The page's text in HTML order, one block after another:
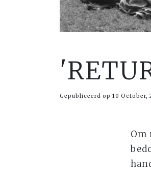
Gepubliceerd op 10 October,
Om